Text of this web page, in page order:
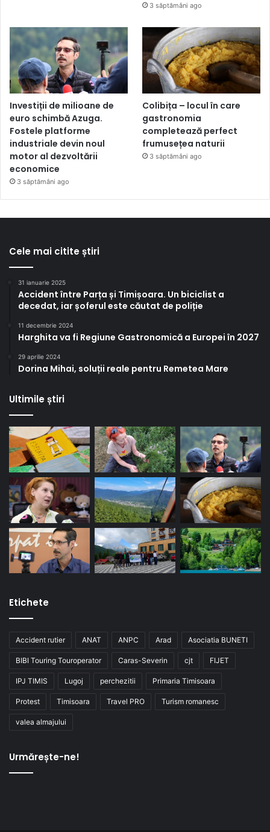
3 săptămâni ago
Investiții de milioane de
euro schimbă Azuga.
Fostele platforme
industriale devin noul
motor al dezvoltării
economice
3 săptămâni ago
Colibița – locul în care
gastronomia
completează perfect
frumusețea naturii
3 săptămâni ago
Cele mai citite știri
31 ianuarie 2025
Accident între Parța și Timișoara. Un biciclist a
decedat, iar șoferul este căutat de poliție
11 decembrie 2024
Harghita va fi Regiune Gastronomică a Europei în 2027
29 aprilie 2024
Dorina Mihai, soluții reale pentru Remetea Mare
Ultimile știri
Etichete
Accident rutier ANAT ANPC Arad Asociatia BUNETI
BIBI Touring Touroperator Caras-Severin cjt FIJET
IPJ TIMIS Lugoj perchezitii Primaria Timisoara
Protest Timisoara Travel PRO Turism romanesc
valea almajului
Urmărește-ne!